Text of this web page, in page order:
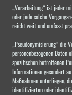
„Verarbeitung“ ist jeder
oder jede solche
reicht weit und umfasst
„Pseudonymisierung“ die
personenbezogenen
spezifischen betroffenen
Informationen gesondert
Maßnahmen unterliegen,
identifizierten oder